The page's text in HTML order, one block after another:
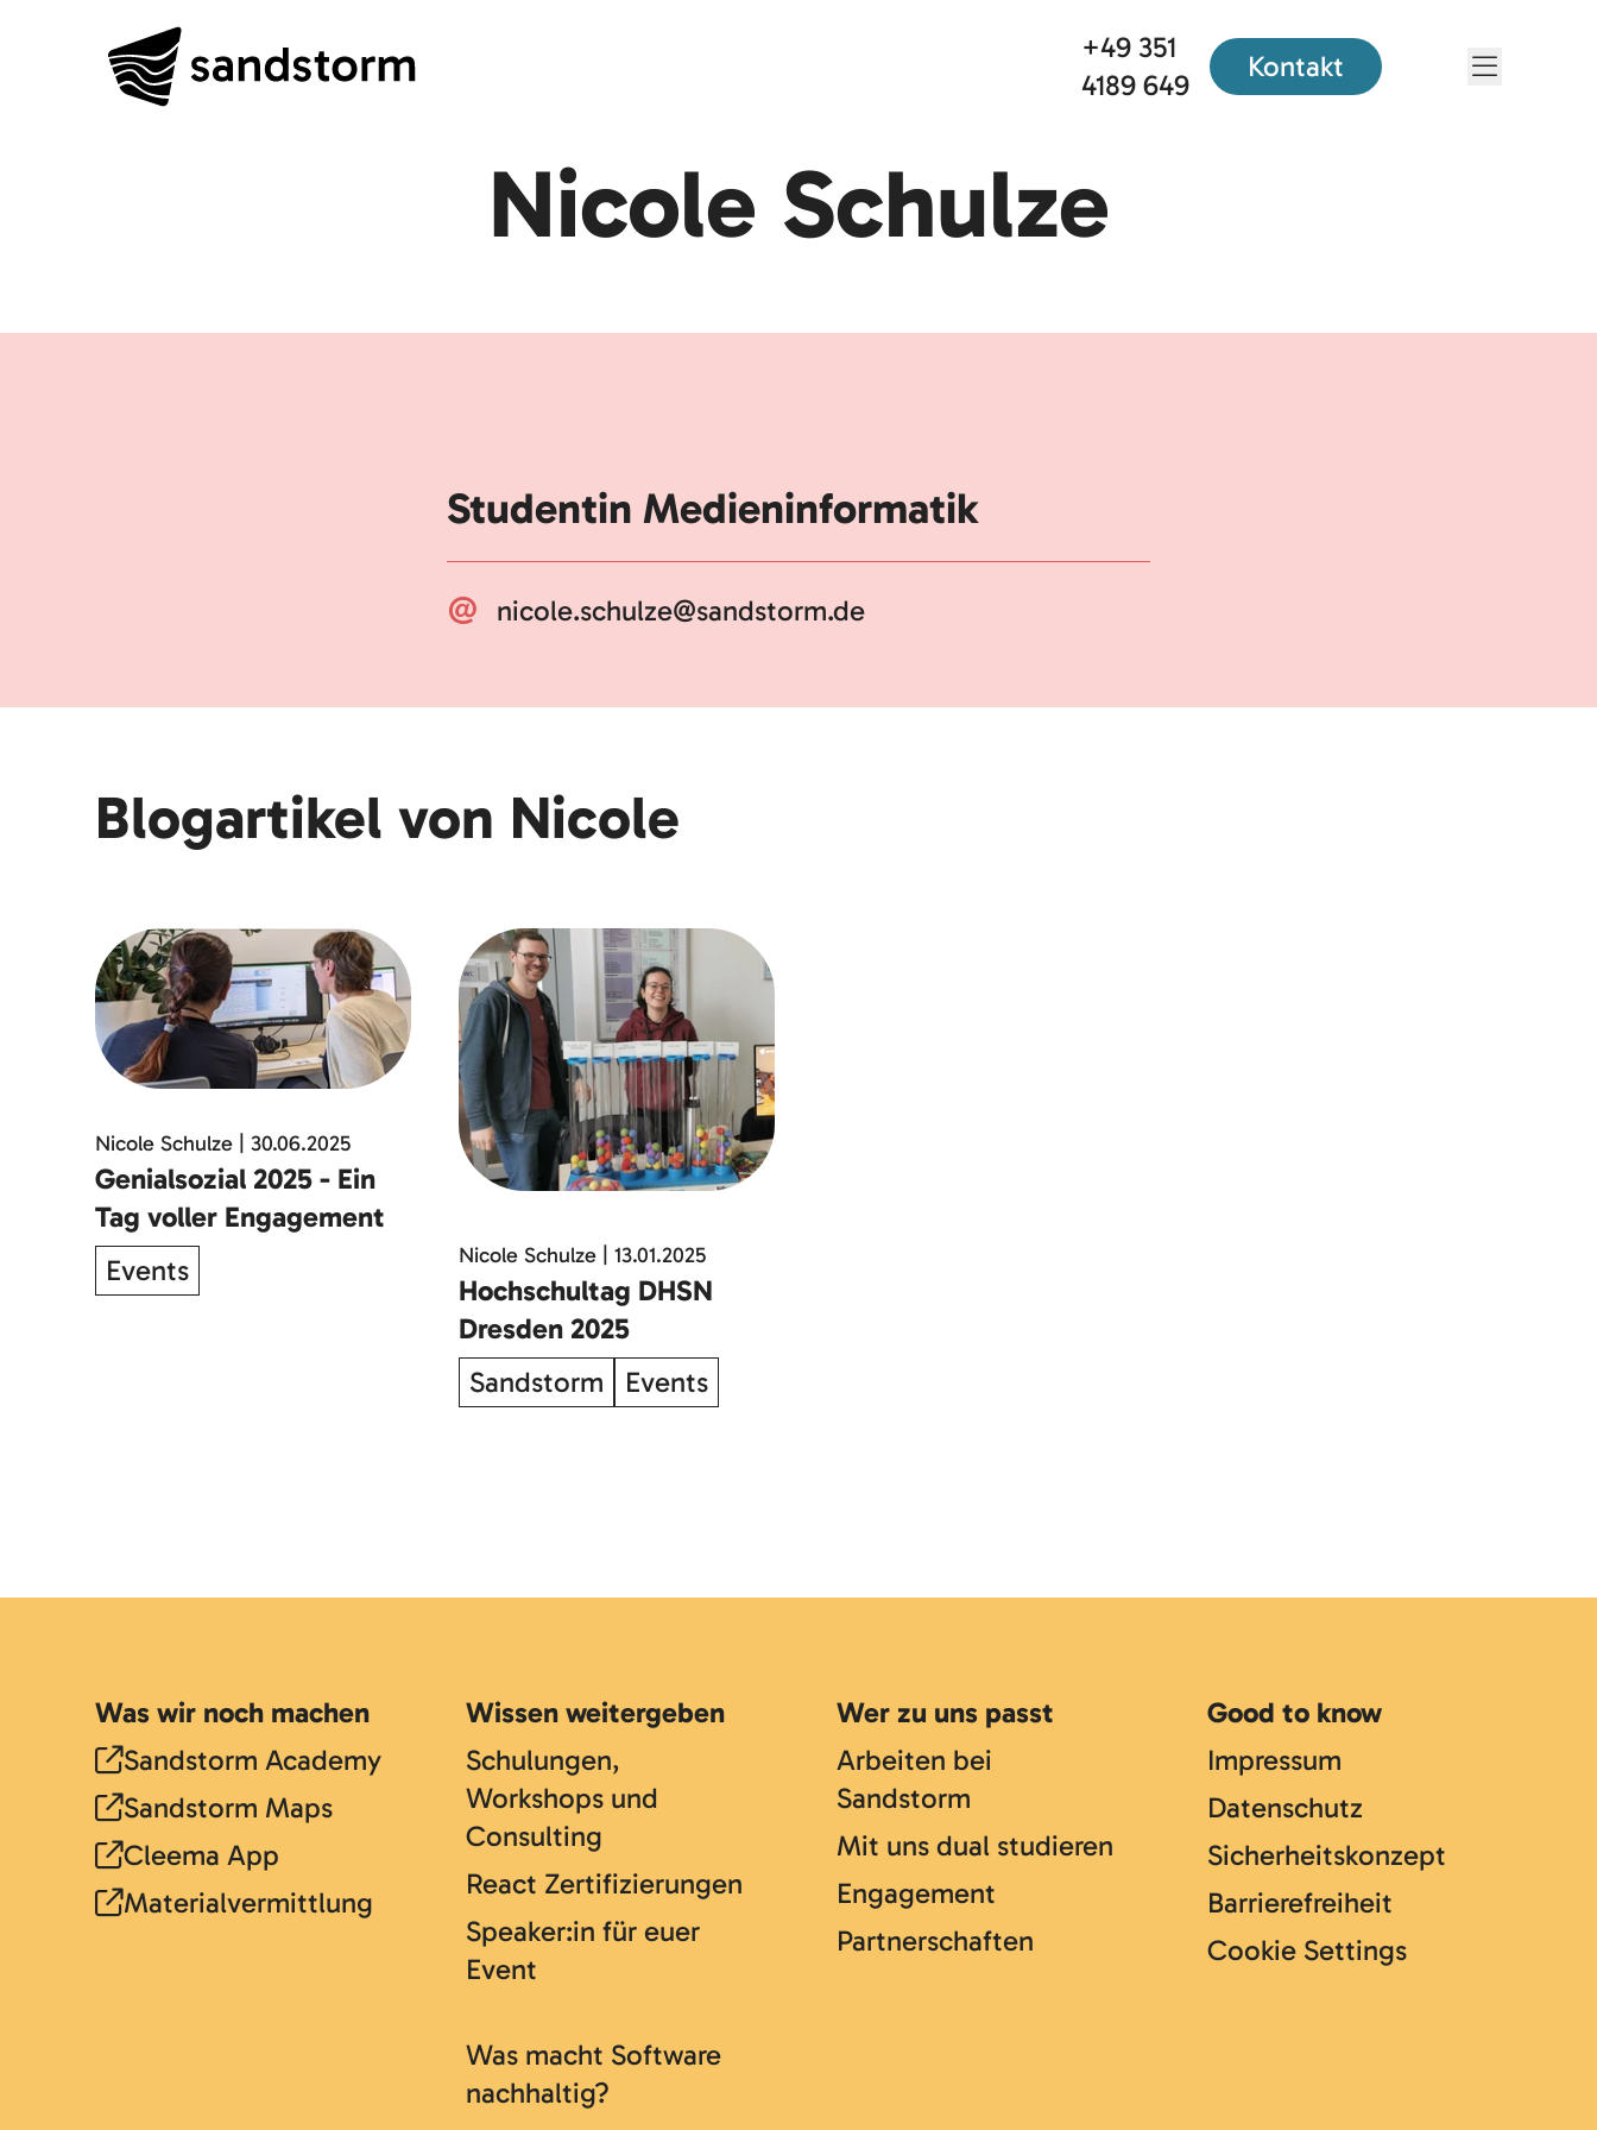
+49 351
4189 649
Kontakt Menü
Nicole Schulze
Studentin Medieninformatik
nicole.schulze@sandstorm.de
Blogartikel von Nicole
Nicole Schulze 30.06.2025
Genialsozial 2025 - Ein
Tag voller Engagement
Events
Nicole Schulze 13.01.2025
Hochschultag DHSN
Dresden 2025
Sandstorm
Events
Was wir noch machen
Sandstorm Academy
Sandstorm Maps
Cleema App
Materialvermittlung
Wissen weitergeben
Schulungen,
Workshops und
Consulting
React Zertifizierungen
Speaker:in für euer
Event
Was macht Software
nachhaltig?
Wer zu uns passt
Arbeiten bei
Sandstorm
Mit uns dual studieren
Engagement
Partnerschaften
Good to know
Impressum
Datenschutz
Sicherheitskonzept
Barrierefreiheit
Cookie Settings